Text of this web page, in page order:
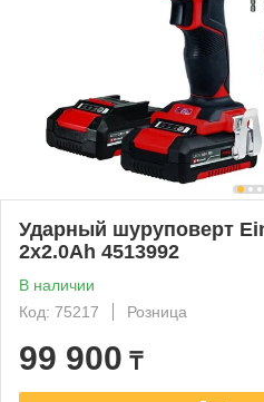
Ударный шуруповерт
2x2.0Ah 4513992
В наличии
Код: 75217
Розница
99 900 ₸